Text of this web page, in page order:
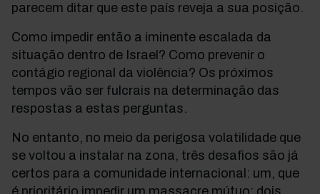
parecem ditar que este país reveja a sua posição.
Como impedir então a iminente escalada da
situação dentro de Israel? Como prevenir o
contágio regional da violência? Os próximos
tempos vão ser fulcrais na determinação das
respostas a estas perguntas.
No entanto, no meio da perigosa volatilidade que
se voltou a instalar na zona, três desafios são já
certos para a comunidade internacional: um, que
é prioritário impedir um massacre mútuo; dois,